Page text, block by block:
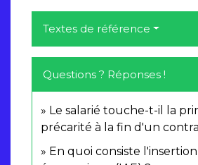
Textes de référence
Questions ? Réponses !
Le salarié touche-t-il la
précarité à la fin d'un
En quoi consiste